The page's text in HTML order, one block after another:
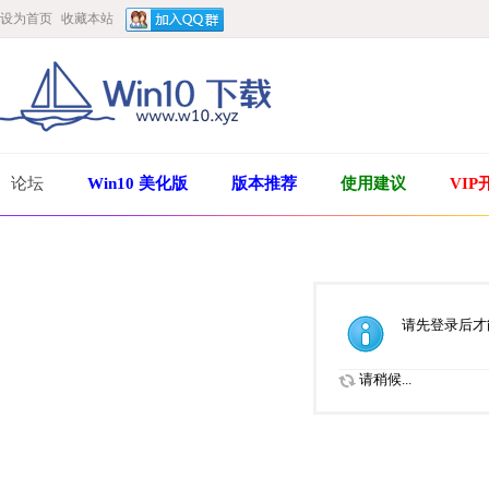
设为首页 收藏本站
论坛 Win10 美化版 版本推荐 使用建议 VIP
请先登录后
请稍候...